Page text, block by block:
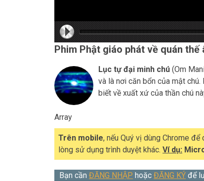
Phim Phật giáo phát về quán thế
Lục tự đại minh chú (Om
và là nơi căn bổn của mật
biết về xuất xứ của thần chú
Array
Trên mobile, nếu Quý vị dùng Chrome
lòng sử dụng trình duyệt khác. Ví dụ:
Bạn cần ĐĂNG NHẬP hoặc ĐĂNG KÝ để